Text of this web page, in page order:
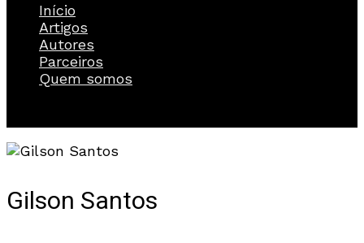
Início
Artigos
Autores
Parceiros
Quem somos
Gilson Santos